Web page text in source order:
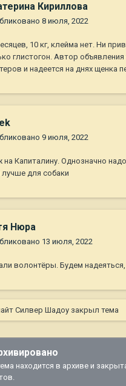
Кириллова
8 июля, 2022
10 кг, клейма нет. Ни
глистогон. Автор
и надеется на днях щенка
9 июля, 2022
на Капиталину. Однозначно
для собаки
Нюра
13 июля, 2022
волонтёры. Будем
Силвер Шадоу закрыл тема
находится в архиве и